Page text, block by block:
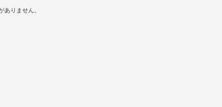
ありません。